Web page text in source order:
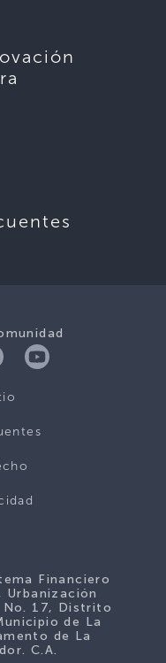
Financiero
Urbanización
No. 17, Distrito
de La
de La
C.A.